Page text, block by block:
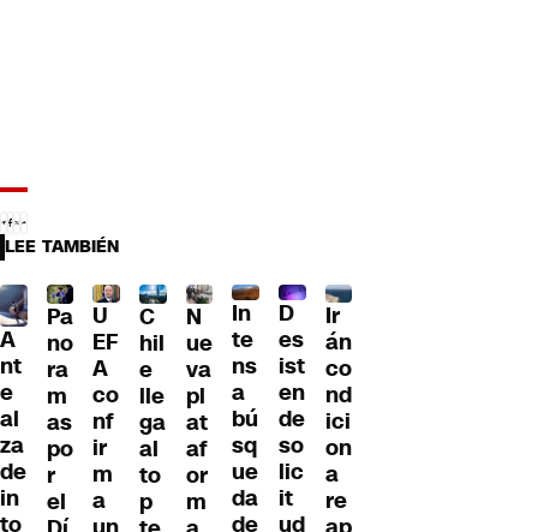
LEE TAMBIÉN
A
nt
e
al
za
de
in
to
Pa
no
ra
m
as
po
r
el
U
EF
A
co
nf
ir
m
a
C
hil
e
lle
ga
al
to
p
N
ue
va
pl
at
af
or
m
In
te
ns
a
bú
sq
ue
da
de
D
es
ist
en
de
so
lic
it
ud
Ir
án
co
nd
ici
on
a
re